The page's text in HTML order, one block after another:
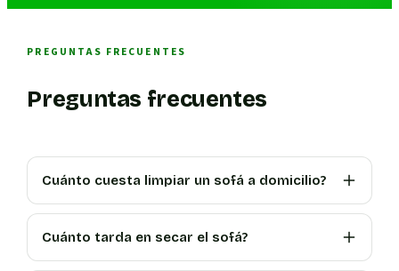
PREGUNTAS FRECUENTES
Preguntas frecuentes
Cuánto cuesta limpiar un sofá a domicilio?
Cuánto tarda en secar el sofá?